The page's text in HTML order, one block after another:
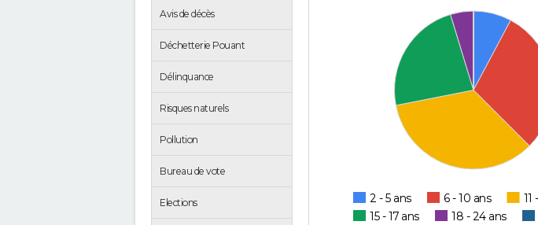
Avis de décès
Déchetterie Pouant
Délinquance
Risques naturels
Pollution
Bureau de vote
Elections 2 - 5 ans 6 - 10 ans
11
15 - 17 ans
18 - 24 ans